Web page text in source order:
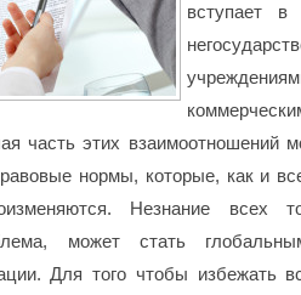
вступает в
часть этих взаимоотношений
нормы, которые, как и
Незнание всех
может стать
Для того чтобы избежать